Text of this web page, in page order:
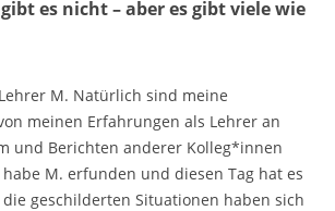
es nicht – aber es gibt viele wie
M. Natürlich sind meine
meinen Erfahrungen als Lehrer an
und Berichten anderer Kolleg*innen
M. erfunden und diesen Tag hat es
geschilderten Situationen haben sich